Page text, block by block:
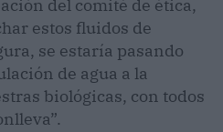
del comité de ética,
estos fluidos de
se estaría pasando
de agua a la
biológicas, con todos